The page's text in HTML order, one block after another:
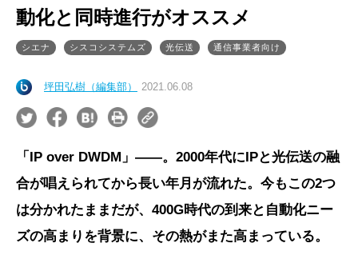
動化と同時進行がオススメ
シエナ シスコシステムズ 光伝送 通信事業者向け
坪田弘樹（編集部） 2021.06.08
「IP over DWDM」――。2000年代にIPと光伝送の融
合が唱えられてから長い年月が流れた。今もこの2つ
は分かれたままだが、400G時代の到来と自動化ニー
ズの高まりを背景に、その熱がまた高まっている。